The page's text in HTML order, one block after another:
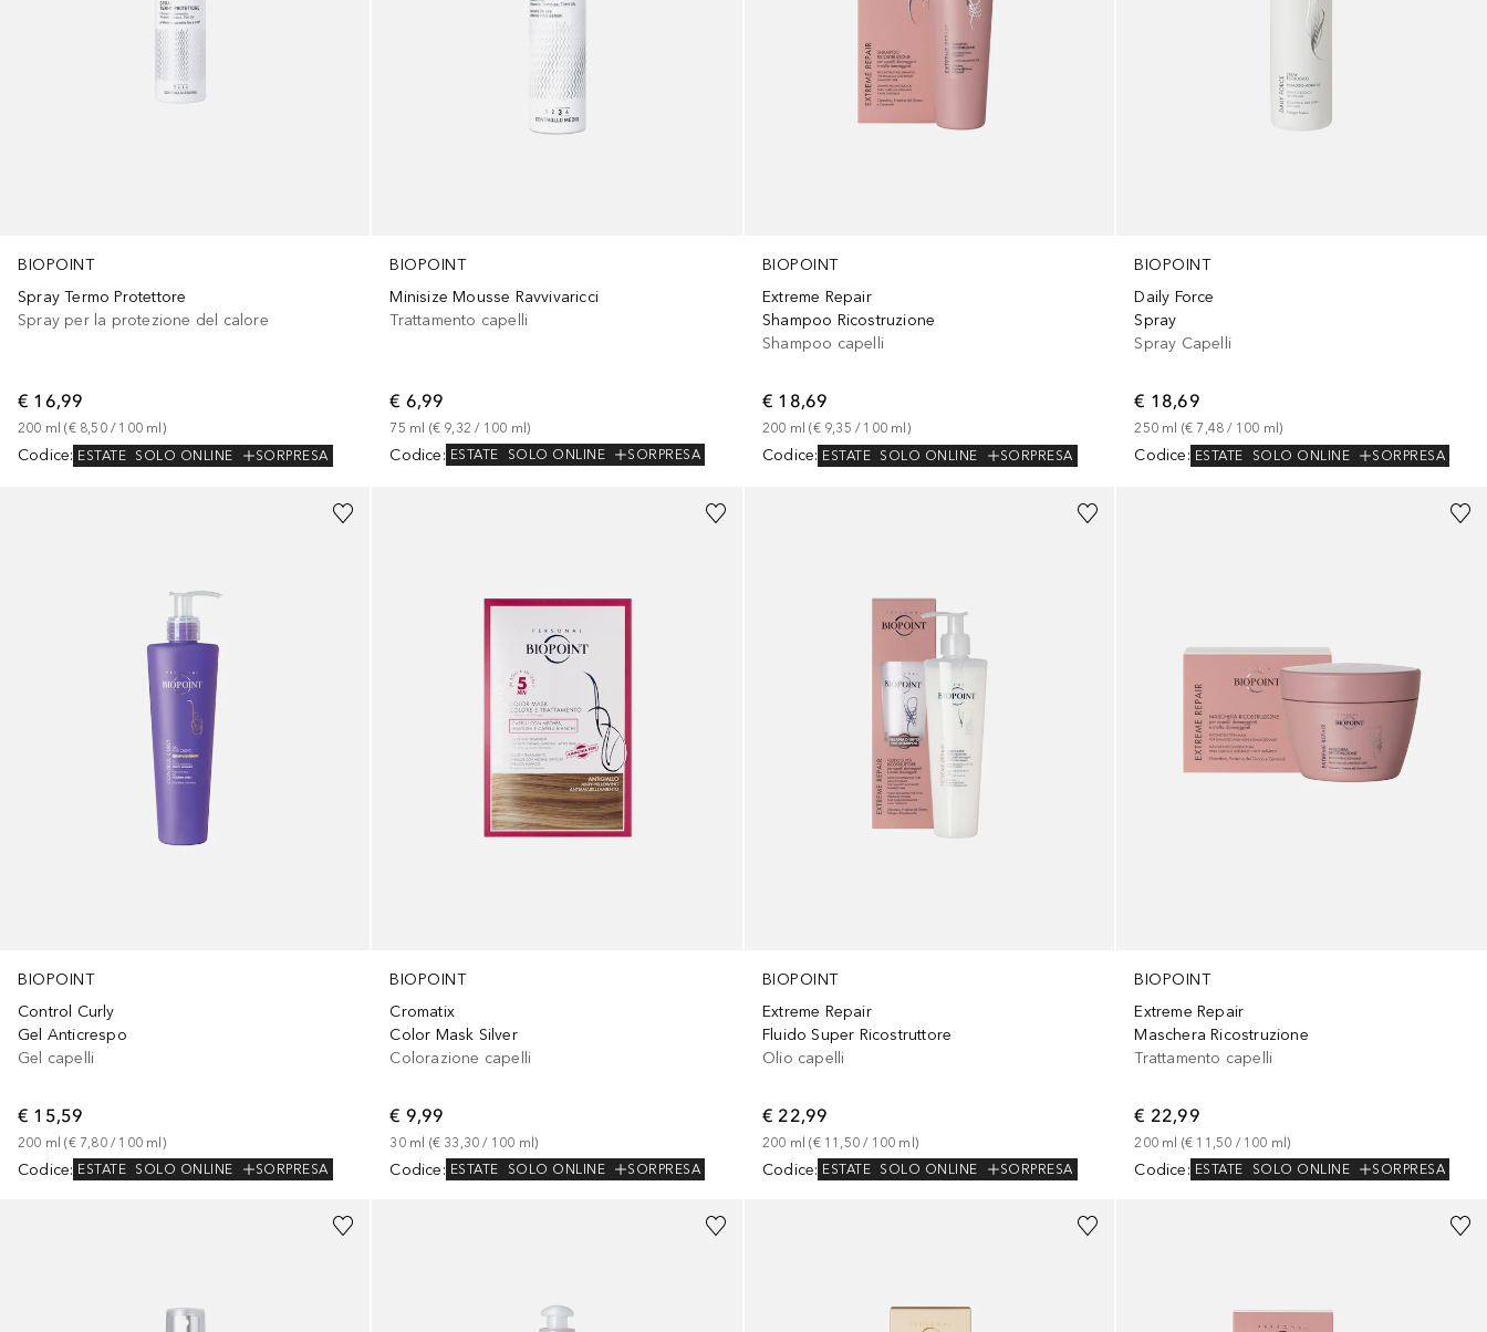
BIOPOINT
Spray Termo Protettore
Spray per la protezione del calore
€ 16,99
200 ml (€ 8,50 / 100 ml )
Codice: ESTATE SOLO ONLINE SORPRESA
BIOPOINT
Minisize Mousse Ravvivaricci
Trattamento capelli
€ 6,99
75 ml (€ 9,32 / 100 ml)
Codice: ESTATE SOLO ONLINE SORPRESA
BIOPOINT
Extreme Repair
Shampoo Ricostruzione
Shampoo capelli
€ 18,69
200 ml (€ 9,35 / 100 ml )
Codice: ESTATE SOLO ONLINE SORPRESA
BIOPOINT
Daily Force
Spray
Spray Capelli
€ 18,69
250 ml (€ 7,48 / 100 ml)
Codice: ESTATE SOLO ONLINE SORPRESA
BIOPOINT
Control Curly
Gel Anticrespo
Gel capelli
€ 15,59
200 ml (€ 7,80 / 100 ml)
Codice: ESTATE SOLO ONLINE SORPRESA
BIOPOINT
Cromatix
Color Mask Silver
Colorazione capelli
€ 9,99
30 ml (€ 33,30 / 100 ml)
Codice: ESTATE SOLO ONLINE SORPRESA
BIOPOINT
Extreme Repair
Fluido Super Ricostruttore
Olio capelli
€ 22,99
200 ml (€ 11,50 / 100 ml)
Codice: ESTATE SOLO ONLINE SORPRESA
BIOPOINT
Extreme Repair
Maschera Ricostruzione
Trattamento capelli
€ 22,99
200 ml (€ 11,50 / 100 ml)
Codice: ESTATE SOLO ONLINE SORPRESA